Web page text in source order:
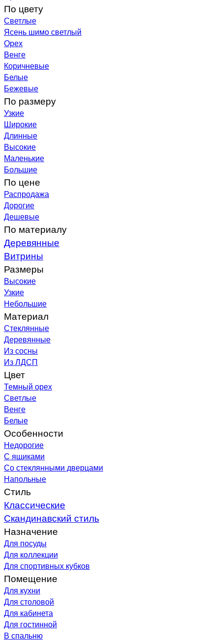
По цвету
Светлые
Ясень шимо светлый
Орех
Венге
Коричневые
Белые
Бежевые
По размеру
Узкие
Широкие
Длинные
Высокие
Маленькие
Большие
По цене
Распродажа
Дорогие
Дешевые
По материалу
Деревянные
Витрины
Размеры
Высокие
Узкие
Небольшие
Материал
Стеклянные
Деревянные
Из сосны
Из ЛДСП
Цвет
Темный орех
Светлые
Венге
Белые
Особенности
Недорогие
С ящиками
Со стеклянными дверцами
Напольные
Стиль
Классические
Скандинавский стиль
Назначение
Для посуды
Для коллекции
Для спортивных кубков
Помещение
Для кухни
Для столовой
Для кабинета
Для гостинной
В спальню